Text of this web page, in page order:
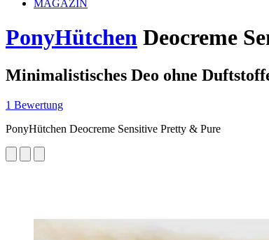
MAGAZIN
PonyHütchen Deocreme
Minimalistisches Deo ohne
1 Bewertung
PonyHütchen Deocreme Sensitive Pretty & Pure